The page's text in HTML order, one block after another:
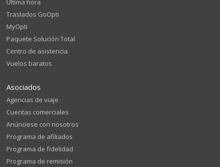
Última hora
Traslados GoOpti
MyOpti
Paquete Solución Total
Centro de asistencia
Vuelos baratos
Asociados
Agencias de viaje
Cuentas comerciales
Anúnciese con nosotros
Programa de afiliados
Programa de fidelidad
Programa de remisión